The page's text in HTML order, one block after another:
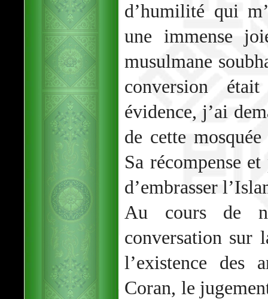
d’humilité qui
une immense
musulmane
conversion
évidence, j’ai
de cette
Sa récompense
d’embrasser
Au cours de
conversation sur
l’existence des
Coran, le